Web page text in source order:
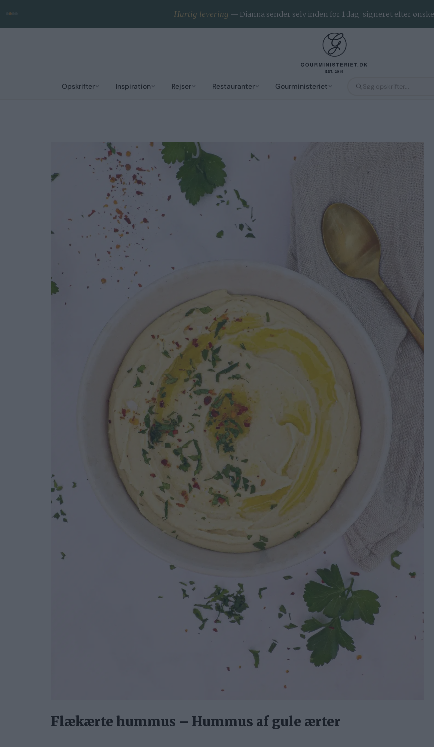
Opskrifter Inspiration Rejser Restauranter Gourministeriet
Hurtig levering — Dianna sender selv inden for 1 dag · signeret efter ønske
Flækærte hummus – Hummus af gule ærter